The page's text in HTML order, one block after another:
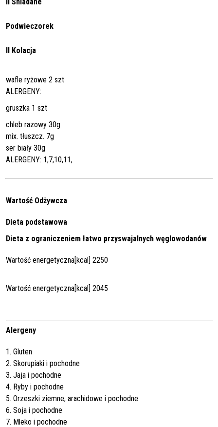
Podwieczorek
II Kolacja
wafle ryżowe 2 szt
ALERGENY:
gruszka 1 szt
chleb razowy 30g
mix. tłuszcz. 7g
ser biały 30g
ALERGENY: 1,7,10,11,
Wartość Odżywcza
Dieta podstawowa
Dieta z ograniczeniem łatwo przyswajalnych węglowodanów
Wartość energetyczna[kcal] 2250
Wartość energetyczna[kcal] 2045
Alergeny
1. Gluten
2. Skorupiaki i pochodne
3. Jaja i pochodne
4. Ryby i pochodne
5. Orzeszki ziemne, arachidowe i pochodne
6. Soja i pochodne
7. Mleko i pochodne